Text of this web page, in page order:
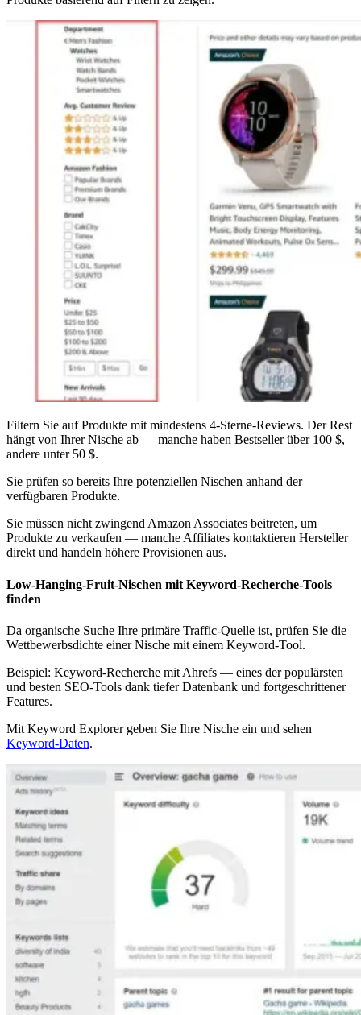
Filtern Sie auf Produkte mit mindestens 4-Sterne-Reviews. Der Rest
hängt von Ihrer Nische ab — manche haben Bestseller über 100 $,
andere unter 50 $.
Sie prüfen so bereits Ihre potenziellen Nischen anhand der
verfügbaren Produkte.
Sie müssen nicht zwingend Amazon Associates beitreten, um
Produkte zu verkaufen — manche Affiliates kontaktieren Hersteller
direkt und handeln höhere Provisionen aus.
Low-Hanging-Fruit-Nischen mit Keyword-Recherche-Tools
finden
Da organische Suche Ihre primäre Traffic-Quelle ist, prüfen Sie die
Wettbewerbsdichte einer Nische mit einem Keyword-Tool.
Beispiel: Keyword-Recherche mit Ahrefs — eines der populärsten
und besten SEO-Tools dank tiefer Datenbank und fortgeschrittener
Features.
Mit Keyword Explorer geben Sie Ihre Nische ein und sehen
Keyword-Daten.